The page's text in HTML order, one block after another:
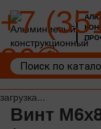
загрузка...
+7
36
Винт